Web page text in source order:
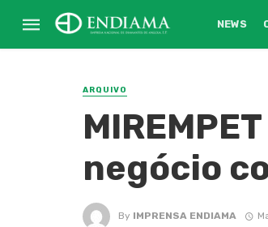
NEWS
ARQUIVO
negócio
By IMPRENSA ENDIAMA